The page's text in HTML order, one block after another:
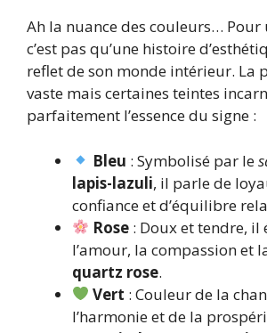
Ah la nuance des couleurs… Pour
c’est pas qu’une histoire
reflet de son monde intérieur. La
vaste mais certaines teintes
parfaitement l’essence du signe :
Bleu : Symbolisé par le
lapis-lazuli, il parle de
confiance et d’équilibre
Rose : Doux et tendre, il
l’amour, la compassion et
quartz rose.
Vert : Couleur de la
l’harmonie et de la